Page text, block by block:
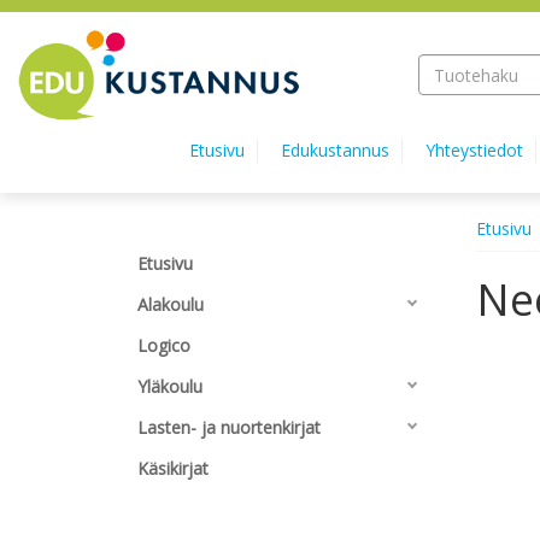
Hyppää pääsisältöön
Etusivu Edukustannus Yhteystiedot
Etusivu
Alakoulu
Logico
Yläkoulu
Lasten- ja nuortenkirjat
Käsikirjat
Etusivu